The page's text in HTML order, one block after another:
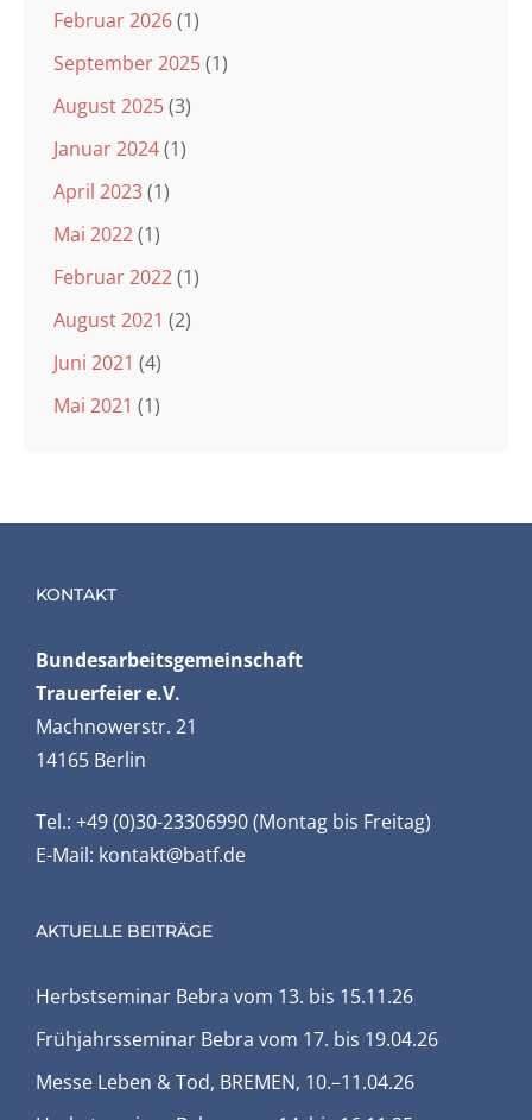
Februar 2026(1)
September 2025(1)
August 2025(3)
Januar 2024(1)
April 2023(1)
Mai 2022(1)
Februar 2022(1)
August 2021 (2)
Juni 2021 (4)
Mai 2021 (1)
KONTAKT
Bundesarbeits­gemeinschaft
Trauerfeier e.V.
Machnowerstr. 21
14165 Berlin
Tel.: +49 (0)30-23306990 (Montag bis Freitag)
E-Mail: kontakt@batf.de
AKTUELLE BEITRÄGE
Herbstseminar Bebra vom 13. bis 15.11.26
Frühjahrsseminar Bebra vom 17. bis 19.04.26
Messe Leben & Tod, BREMEN, 10.–11.04.26